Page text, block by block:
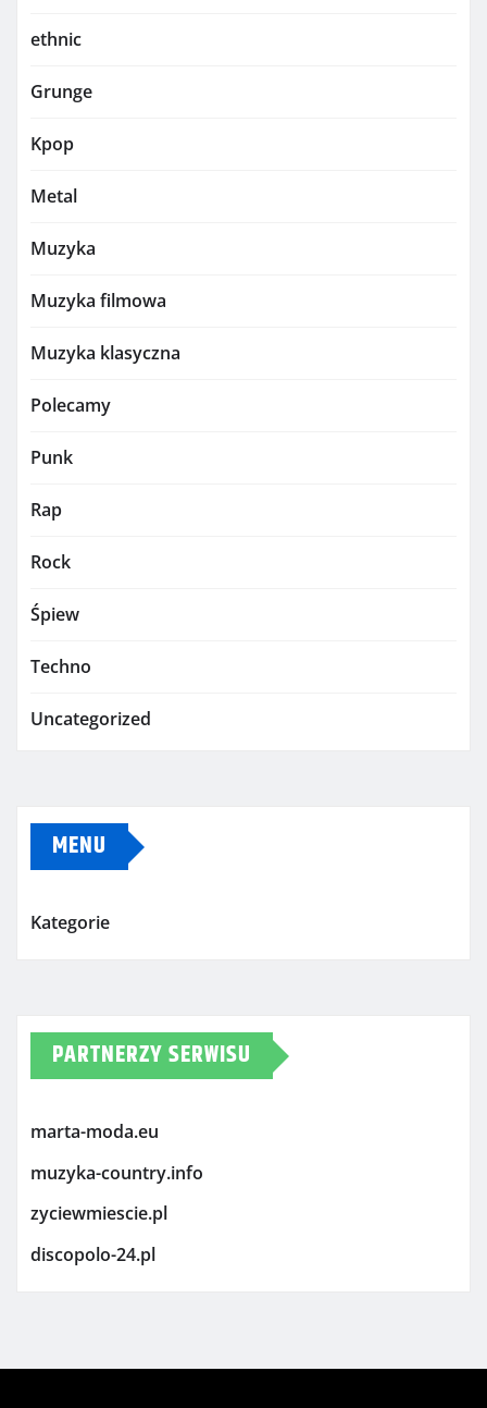
ethnic
Grunge
Kpop
Metal
Muzyka
Muzyka filmowa
Muzyka klasyczna
Polecamy
Punk
Rap
Rock
Śpiew
Techno
Uncategorized
MENU
Kategorie
PARTNERZY SERWISU
marta-moda.eu
muzyka-country.info
zyciewmiescie.pl
discopolo-24.pl